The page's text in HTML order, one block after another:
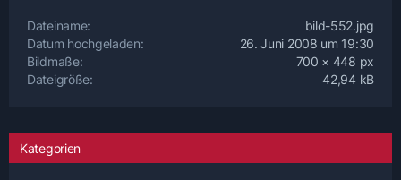
Dateiname
bild-552.jpg
Datum hochgeladen
26. Juni 2008 um 19:30
Bildmaße
700 × 448 px
Dateigröße
42,94 kB
Kategorien